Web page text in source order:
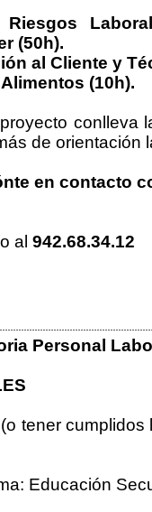
(50h).
al Cliente y
(10h).
conlleva
de orientación
en contacto
al 942.68.34.12
Personal
tener
Educación